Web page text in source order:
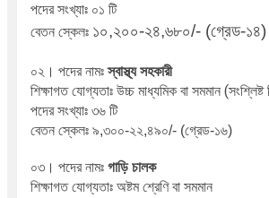
পদের সংখ্যাঃ ০১ টি
বেতন স্কেলঃ ১০,২০০-২৪,৬৮০/- (গ্রেড-১৪)
০২। পদের নামঃ স্বাস্থ্য সহকারী
শিক্ষাগত যোগ্যতাঃ উচ্চ মাধ্যমিক বা সমমান (সংশ্লিষ্ট
পদের সংখ্যাঃ ৩৬ টি
বেতন স্কেলঃ ৯,৩০০-২২,৪৯০/- (গ্রেড-১৬)
০৩। পদের নামঃ গাড়ি চালক
শিক্ষাগত যোগ্যতাঃ অষ্টম শ্রেণি বা সমমান